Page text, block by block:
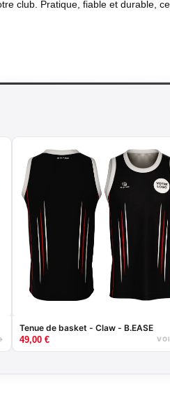
club. Pratique, fiable et durable,
Tenue de basket - Claw - B.EASE
49,00 €